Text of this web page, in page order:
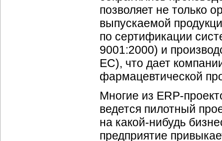
позволяет не только
выпускаемой
по сертификации
9001:2000) и
EC), что дает
фармацевтической
Многие из ERP-
ведется пилотный
на какой-нибудь
предприятие